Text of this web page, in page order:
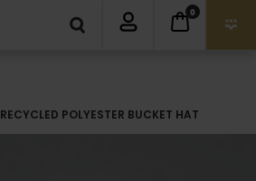
0
RECYCLED POLYESTER BUCKET HAT